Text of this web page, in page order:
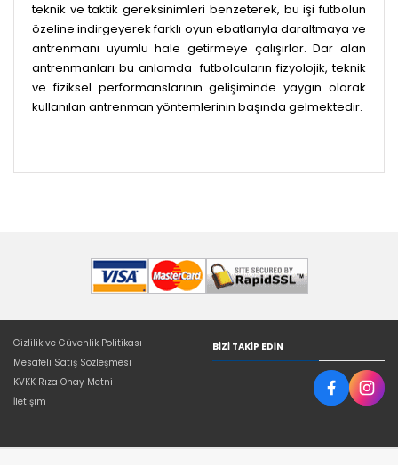
teknik ve taktik gereksinimleri benzeterek, bu işi futbolun
özeline indirgeyerek farklı oyun ebatlarıyla daraltmaya ve
antrenmanı uyumlu hale getirmeye çalışırlar. Dar alan
antrenmanları bu anlamda futbolcuların fizyolojik, teknik
ve fiziksel performanslarının gelişiminde yaygın olarak
kullanılan antrenman yöntemlerinin başında gelmektedir.
Gizlilik ve Güvenlik Politikası
Mesafeli Satış Sözleşmesi
KVKK Rıza Onay Metni
İletişim
BIZI TAKIP EDIN